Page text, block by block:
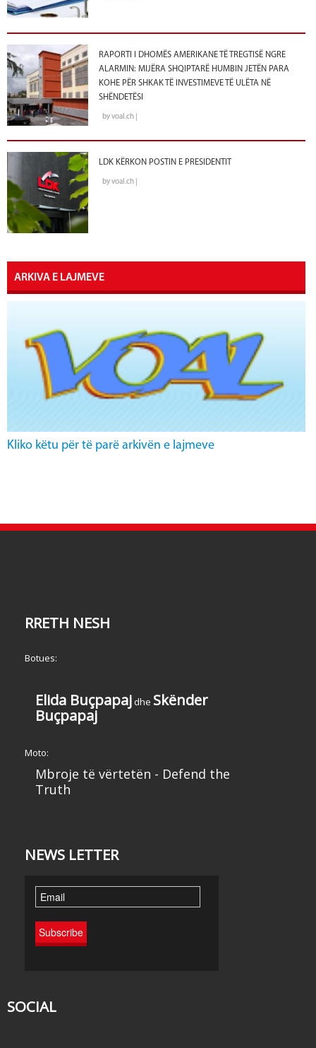
RAPORTI I DHOMËS AMERIKANE TË TREGTISË NGRE
ALARMIN: MIJËRA SHQIPTARË HUMBIN JETËN PARA
KOHE PËR SHKAK TË INVESTIMEVE TË ULËTA NË
SHËNDETËSI
by voal.ch |
LDK KËRKON POSTIN E PRESIDENTIT
by voal.ch |
ARKIVA E LAJMEVE
Kliko këtu për të parë arkivën e lajmeve
RRETH NESH
Botues:
Elida Buçpapaj dhe Skënder
Buçpapaj
Moto:
Mbroje të vërtetën - Defend the
Truth
NEWS LETTER
SOCIAL